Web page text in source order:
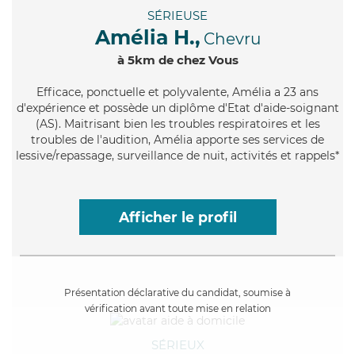
SÉRIEUSE
Amélia H., Chevru
à 5km de chez Vous
Efficace, ponctuelle et polyvalente, Amélia a 23 ans
d'expérience et possède un diplôme d'Etat d'aide-soignant
(AS). Maitrisant bien les troubles respiratoires et les
troubles de l'audition, Amélia apporte ses services de
lessive/repassage, surveillance de nuit, activités et rappels*
Afficher le profil
Présentation déclarative du candidat, soumise à
vérification avant toute mise en relation
SÉRIEUX